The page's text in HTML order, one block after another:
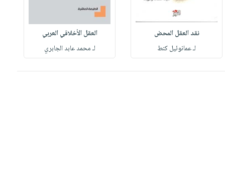
نقد العقل المحض
لـ عمانوئيل كنط
العقل الأخلاقي العربي
لـ محمد عابد الجابري